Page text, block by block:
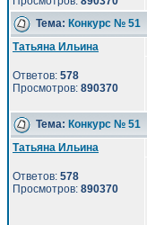
Тема: Конкурс № 51
Татьяна Ильина
Ответов: 578
Просмотров: 890370
Тема: Конкурс № 51
Татьяна Ильина
Ответов: 578
Просмотров: 890370